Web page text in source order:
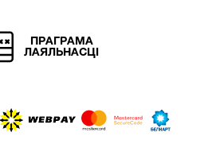
ПРАГРАМА
ЛАЯЛЬНАСЦІ